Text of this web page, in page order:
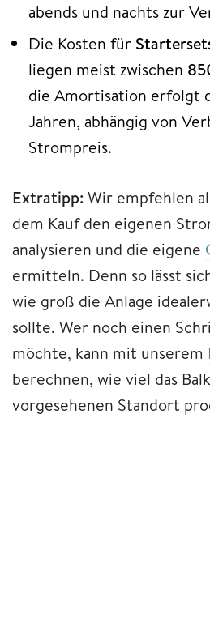
abends und nachts zur
Die Kosten für
liegen meist zwischen
die Amortisation erfolgt
Jahren, abhängig von
Strompreis.​
Extratipp: Wir empfehlen
dem Kauf den eigenen
analysieren und die eigene
ermitteln. Denn so lässt
wie groß die Anlage
sollte. Wer noch einen
möchte, kann mit unserem
berechnen, wie viel das
vorgesehenen Standort